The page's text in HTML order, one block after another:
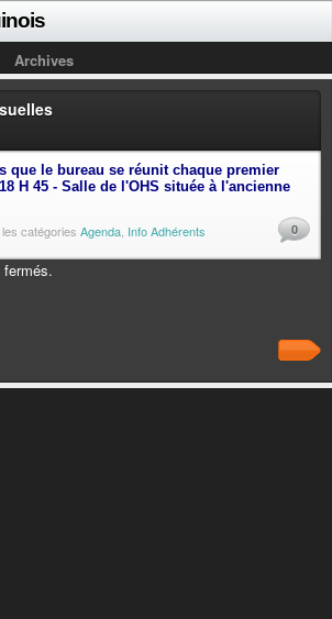
Archives
que le bureau se réunit chaque premier
H 45 - Salle de l'OHS située à l'ancienne
catégories Agenda Info Adhérents 0